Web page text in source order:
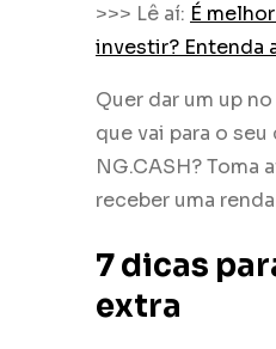
>>> Lê aí: É
investir? Entenda
Quer dar um up
que vai para o
NG.CASH? Toma
receber uma
7 dicas
extra